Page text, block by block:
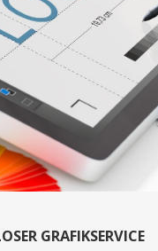
GRAFIKSERVICE